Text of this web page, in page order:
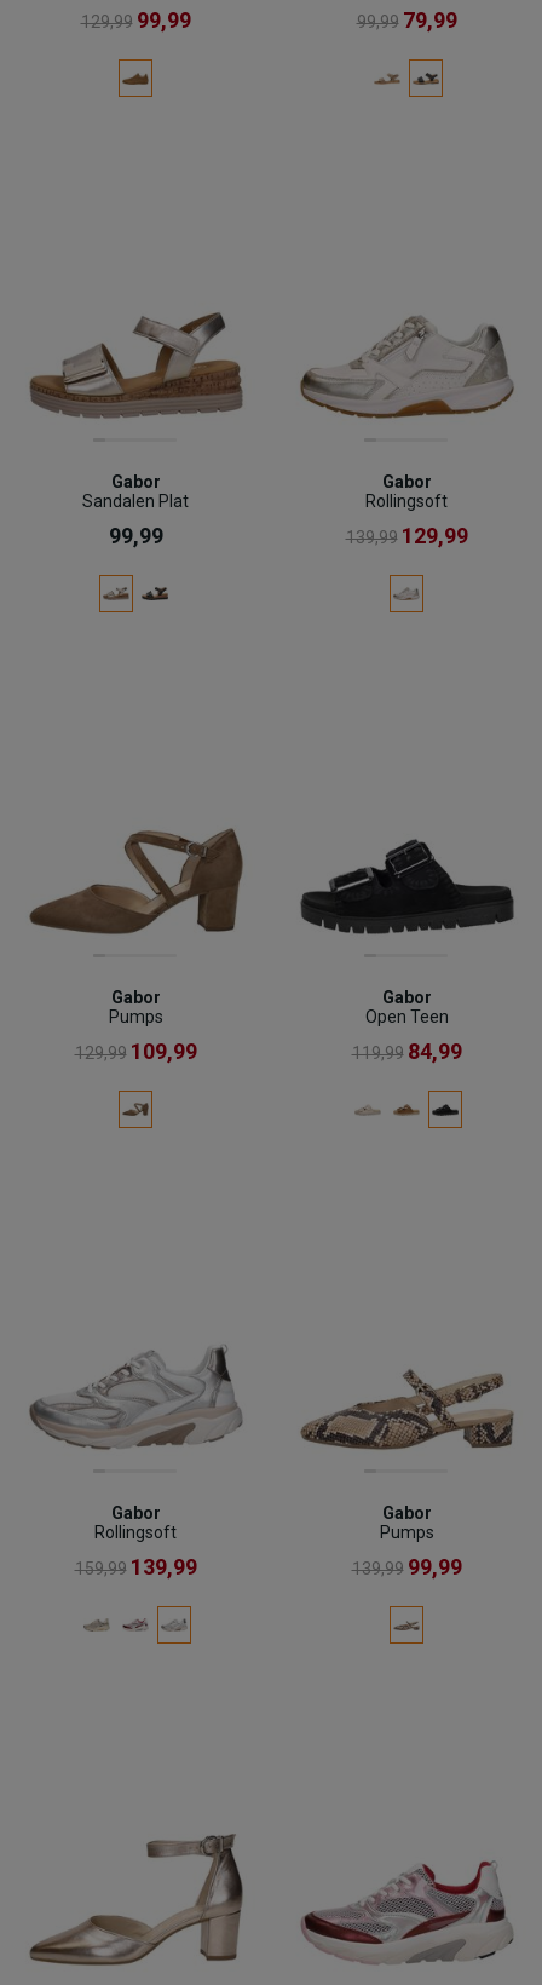
129,99 99,99
99,99 79,99
Gabor
Sandalen Plat
99,99
Gabor
Rollingsoft
139,99 129,99
Gabor
Pumps
129,99 109,99
Gabor
Open Teen
119,99 84,99
Gabor
Rollingsoft
159,99 139,99
Gabor
Pumps
139,99 99,99